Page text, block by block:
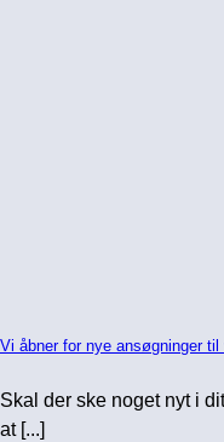
Vi åbner for nye ansøgninger
Skal der ske noget nyt i
at [...]